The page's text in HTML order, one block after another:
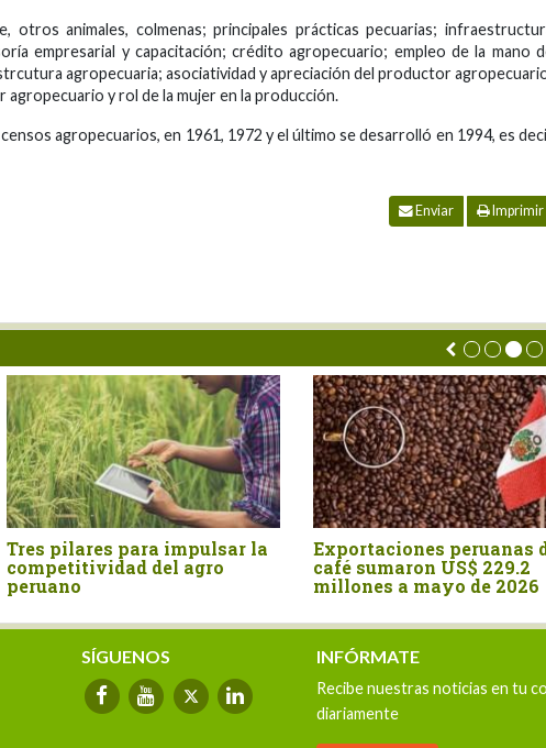
otros animales, colmenas; principales prácticas pecuarias;
empresarial y capacitación; crédito agropecuario; empleo de la mano
agropecuaria; asociatividad y apreciación del productor
y rol de la mujer en la producción.
agropecuarios, en 1961, 1972 y el último se desarrolló en 1994, es
Enviar Imprimir
Tres pilares para impulsar la
competitividad del agro
peruano
Exportaciones peruanas
café sumaron US$ 229.2
millones a mayo de 2026
SÍGUENOS INFÓRMATE
Recibe nuestras noticias en tu
diariamente